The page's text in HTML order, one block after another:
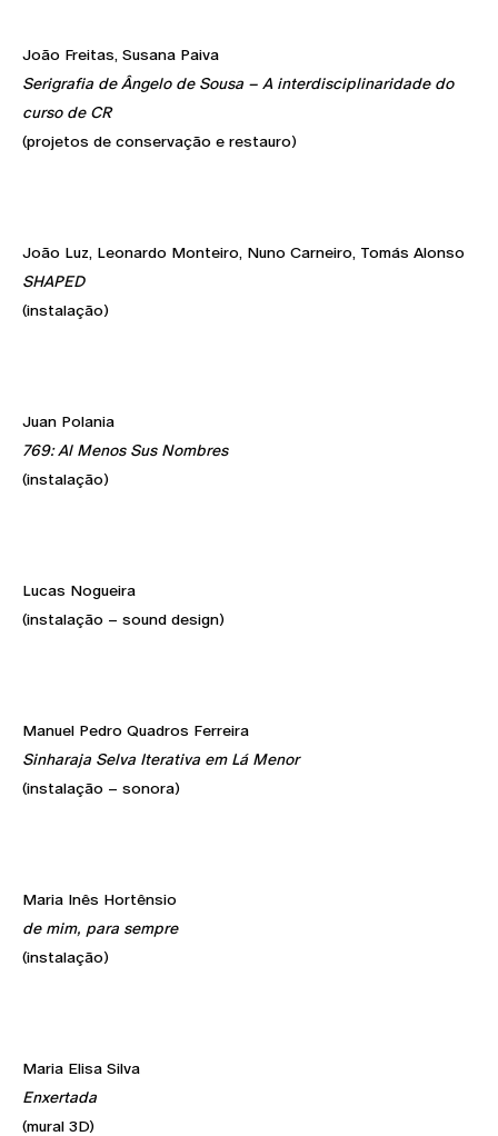
João Freitas, Susana Paiva
Serigrafia de Ângelo de Sousa – A interdisciplinaridade do
curso de CR
(projetos de conservação e restauro)
João Luz, Leonardo Monteiro, Nuno Carneiro, Tomás Alonso
SHAPED
(instalação)
Juan Polania
769: Al Menos Sus Nombres
(instalação)
Lucas Nogueira
(instalação – sound design)
Manuel Pedro Quadros Ferreira
Sinharaja Selva Iterativa em Lá Menor
(instalação – sonora)
Maria Inês Hortênsio
de mim, para sempre
(instalação)
Maria Elisa Silva
Enxertada
(mural 3D)